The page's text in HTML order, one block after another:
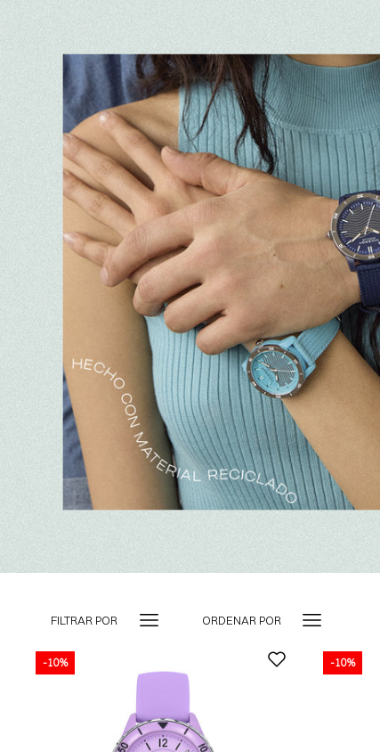
FILTRAR POR ORDENAR POR
-10% -10%
-10%